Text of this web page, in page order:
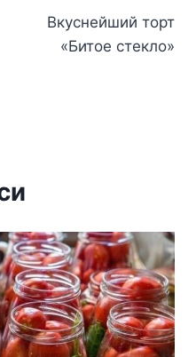
Вкуснейший торт
«Битое стекло»